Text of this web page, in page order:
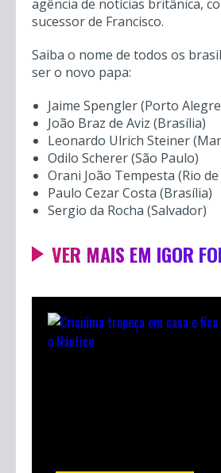
agência de notícias britânica,
sucessor de Francisco.
Saiba o nome de todos os
ser o novo papa:
Jaime Spengler (Porto
João Braz de Aviz (Brasília)
Leonardo Ulrich Steiner
Odilo Scherer (São Paulo)
Orani João Tempesta (Rio
Paulo Cezar Costa (Brasília)
Sergio da Rocha (Salvador)
VER MAIS EM IGOR